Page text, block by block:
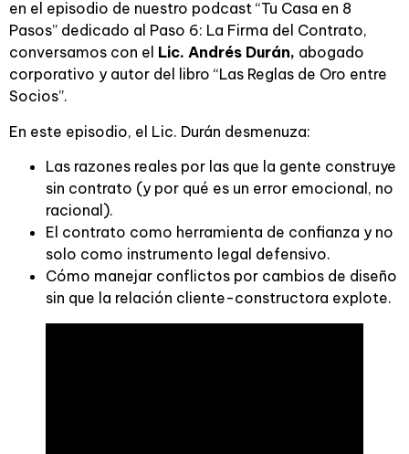
en el episodio de nuestro podcast “Tu Casa en 8
Pasos” dedicado al Paso 6: La Firma del Contrato,
conversamos con el Lic. Andrés Durán, abogado
corporativo y autor del libro “Las Reglas de Oro entre
Socios”.
En este episodio, el Lic. Durán desmenuza:
Las razones reales por las que la gente construye
sin contrato (y por qué es un error emocional, no
racional).
El contrato como herramienta de confianza y no
solo como instrumento legal defensivo.
Cómo manejar conflictos por cambios de diseño
sin que la relación cliente-constructora explote.